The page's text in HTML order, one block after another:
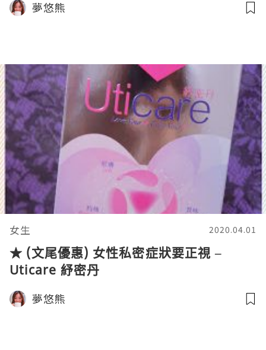
夢悠熊
女生 2020.04.01
★ (文尾優惠) 女性私密症狀要正視 –
Uticare 紓密丹
夢悠熊